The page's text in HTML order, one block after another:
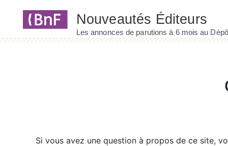
Si vous avez une question à propos de ce site,